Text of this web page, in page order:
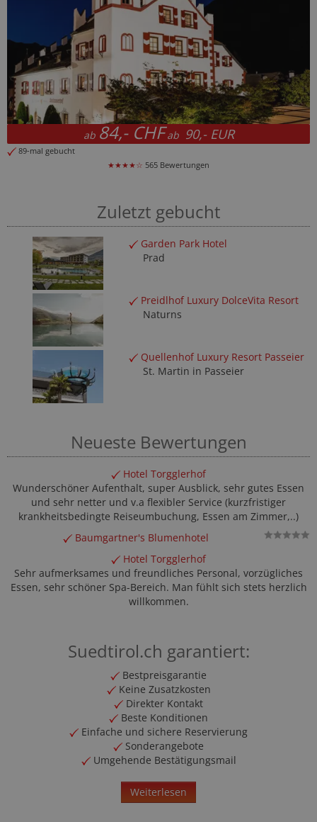
ab84,- CHFab 90,- EUR
89-mal gebucht
★★★★☆ 565 Bewertungen
Zuletzt gebucht
Garden Park Hotel
Prad
Preidlhof Luxury DolceVita Resort
Naturns
Quellenhof Luxury Resort Passeier
St. Martin in Passeier
Neueste Bewertungen
Hotel Torgglerhof
Wunderschöner Aufenthalt, super Ausblick, sehr gutes Essen
und sehr netter und v.a flexibler Service (kurzfristiger
krankheitsbedingte Reiseumbuchung, Essen am Zimmer,..)
Baumgartner's Blumenhotel
Hotel Torgglerhof
Sehr aufmerksames und freundliches Personal, vorzügliches
Essen, sehr schöner Spa-Bereich. Man fühlt sich stets herzlich
willkommen.
Suedtirol.ch garantiert:
Bestpreisgarantie
Keine Zusatzkosten
Direkter Kontakt
Beste Konditionen
Einfache und sichere Reservierung
Sonderangebote
Umgehende Bestätigungsmail
Weiterlesen